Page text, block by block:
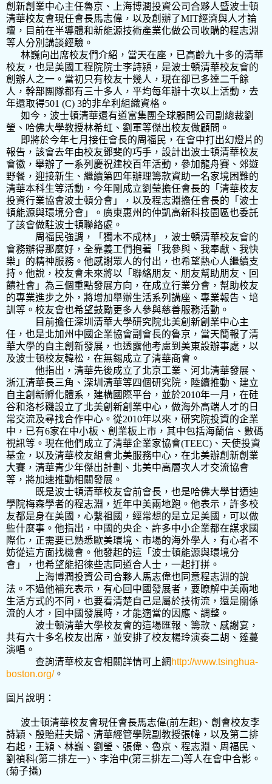
創新創業中心主任魯京、上海博潤投資公司合夥人暨波士頓
清華校友會現任會長馬志偉，以及創辦了MIT經濟與人才論
壇，目前在半導體和新能源技術產業化做公司收購的程志淵
等人分別講談經驗。
林巍向出席校友們介紹，當天在座，已高齡九十多的清華
校友，也是美國工程院院士李詩潁，是波士頓清華校友會的
創辦人之一。當初只有校友十幾人，現在卻已多達二千餘
人，幹部團隊都有三十多人，平均每年辦十次以上活動，去
年還取得501 (C) 3的非牟利組織資格。
如今，波士頓清華還有道富集團全球顧問公司副總裁劉
瑩、哈佛大學教授林希虹、劉軍等傑出校友做顧問。
即將於今年七月接任會長的周福民，在會中打出幻燈片的
報告，該會去年由校友鄧斐的巧手，設計出波士頓清華校友
會徽，舉辦了一系列慶祝建校百年活動，參加龍舟賽、郊遊
野餐，迎接新生、繼續第四年辦理籌款資助一名家境困難的
清華本科生等活動，今年剛成立劉瑩擔任會長的「清華校友
投資行業協會波士頓分會」，以及程志淵擔任會長的「波士
頓能源與環境分會」。廣東惠州的仲凱高新科技園區也委託
了該會做駐波士頓聯絡處。
周福民強調，「獨木不成林」，波士頓清華校友會的
會務辦得那麼好，全靠義工們抱著「我參與、我奉獻、我快
樂」的精神服務。他感謝眾人的付出，也希望熱心人繼續支
持。他說，校友會未來將以「聯絡朋友、朋友幫助朋友、回
饋社會」為三個重點發展方向，在成立行業分會，幫助校友
的專業進步之外，將增加舉辦生活系列講座、專業報告、培
訓等。校友會也希望鼓勵更多人參與慈善服務活動。
目前擔任深圳清華大學研究院北美創新創業中心主
任，也是北加州中國企業協會副會長的魯京，當天簡報了清
華大學的自主創新發展，也透露他考慮到美東設辦事處，以
及波士頓校友韓松，在無錫成立了清華商會。
他指出，清華先後成立了北京工業、河北清華發展、
浙江清華長三角、深圳清華等四個研究院，陸續推動、建立
自主創新孵化體系，建構國際平台，並於2010年一月，在硅
谷和洛杉磯設立了北美創新創業中心，做海外高端人才的日
常交流及尋找合作中心。從2010年以來，研究院投資的企業
中，已有6家在中小板、創業板上市，其中包括海蘭信、數碼
視訊等。現在他們成立了清華企業家協會(TEEC) 、天使投資
基金，以及清華校友組會北美服務中心，在北美辦創新創業
大賽，清華青少年傑出計劃、北美中高層次人才交流協會
等，將加速推動相關發展。
既是波士頓清華校友會前會長，也是哈佛大學甘迺迪
學院梅森學者的程志淵，近年中美兩地跑。他表示，許多校
友都是身在美國，心繫祖國，經常想的是立足美國，可以做
些什麼事。他指出，中國的央企、許多中小企業都在謀求國
際化，正需要已熟悉歐美環境、市場的海外學人，有心者不
妨從這方面找機會。他發起的這「波士頓能源與環境分
會」，也希望能招徠些志同道合人士，一起打拼。
上海博潤投資公司合夥人馬志偉也同意程志淵的說
法。不過他補充表示，有心回中國發展者，要瞭解中美兩地
生活方式的不同，也要看清楚自己是屬於技術流，還是關係
流的人才，回中國發展時，才能適當的因應、調整。
波士頓清華大學校友會的這場匯報、籌款、感謝宴，
共有六十多名校友出席，並安排了校友楊玲演奏二胡、蓬蔓
演唱。
查詢清華校友會相關詳情可上網 http://www.tsinghua-
boston.org/。
圖片說明：
波士頓清華校友會現任會長馬志偉(前左起) 、創會校友李
詩穎、殷貽莊夫婦、清華經管學院副教授張幃，以及第二排
右起，王潁、林巍、劉瑩、張偉、魯京、程志淵、周福民、
劉禎科(第二排左一) 、李治中(第三排左二)等人在會中合影。
(菊子攝)